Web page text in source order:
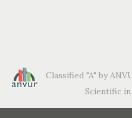
Classified "A" by
Scientific